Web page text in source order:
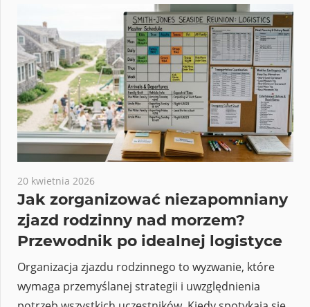
20 kwietnia 2026
Jak zorganizować niezapomniany
zjazd rodzinny nad morzem?
Przewodnik po idealnej logistyce
Organizacja zjazdu rodzinnego to wyzwanie, które
wymaga przemyślanej strategii i uwzględnienia